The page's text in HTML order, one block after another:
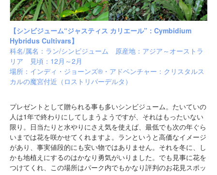
【シンビジューム“ジャスティス カリエール”：Cymbidium
Hybridus Cultivars】
科名/属名：ラン/シンビジューム 原産地：アジア～オーストラ
リア 見頃：12月～2月
場所：インディ・ジョーンズ®・アドベンチャー：クリスタルス
カルの魔宮付近（ ロストリバーデルタ ）
プレゼントとして贈られる事も多いシンビジューム。たいていの
人は1年で終わりにしてしまうようですが、それはもったいない
限り。日当たりと水やりにさえ気を使えば、最低でも次の年ぐら
いまでは花を咲かせてくれますよ。ランというと高価なイメージ
があり、事実値段的にも安い物ではありません。それを冬に、し
かも地植えにするのはかなり勇気がいりました。でも見事に花を
つけてくれ、この場所はパーク内でもかなり評判のお花見スポッ